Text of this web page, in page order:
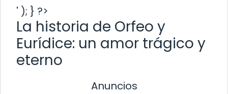
' ); } ?>
La historia de Orfeo y
Eurídice: un amor trágico y
eterno
Anuncios